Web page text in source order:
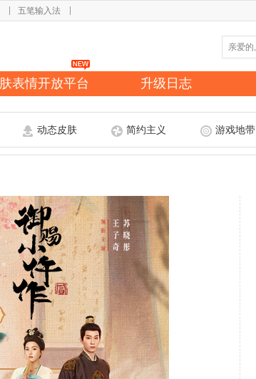
五笔输入法
表情开放平台 升级日志
动态皮肤 简约主义 游戏地带